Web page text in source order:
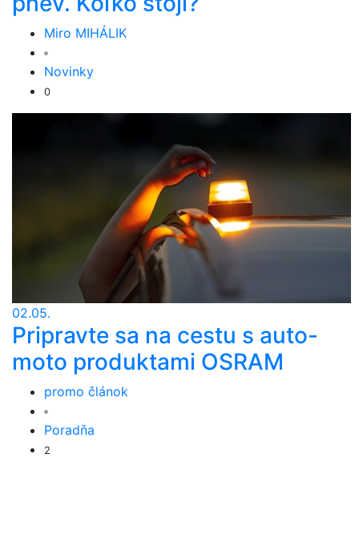
Miro MIHÁLIK
Novinky
0
02.05.
Pripravte sa na cestu s auto-
moto produktami OSRAM
promo článok
Poradňa
2